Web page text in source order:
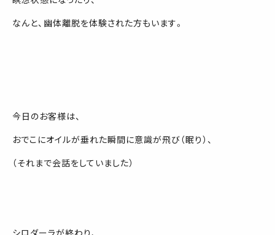
なんと、幽体離脱を体験された方もいます。
今日のお客様は、
おでこにオイルが垂れた瞬間に意識が飛び（眠り）、
（それまで会話をしていました）